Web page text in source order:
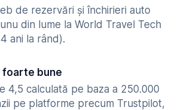
de rezervări și închirieri auto
din lume la World Travel Tech
ani la rând).
foarte bune
4,5 calculată pe baza a 250.000
pe platforme precum Trustpilot,